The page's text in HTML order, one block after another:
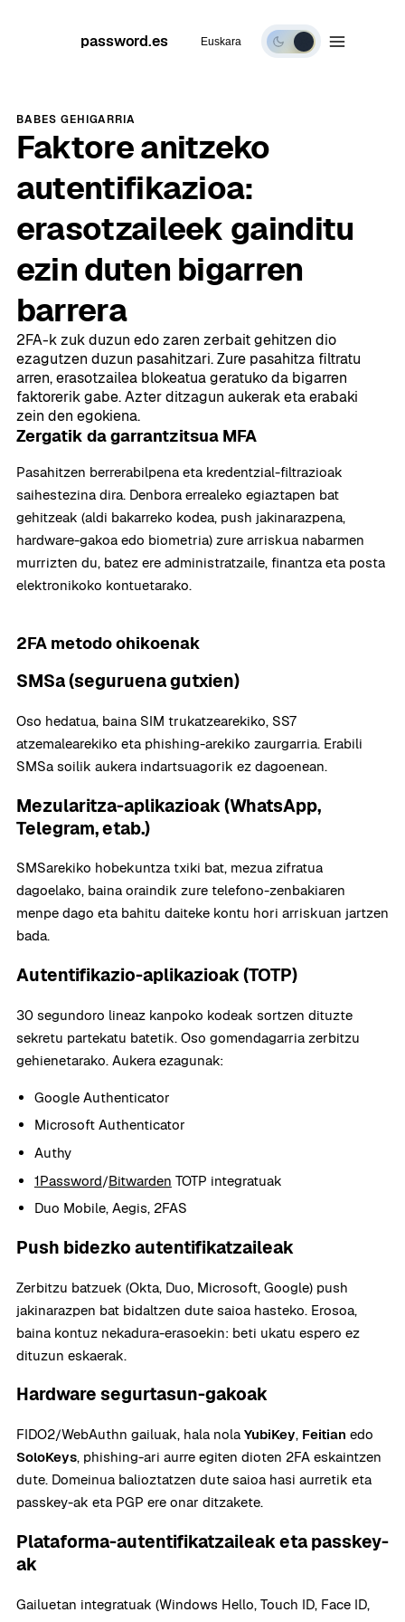
password.es Euskara
Modu
BABES GEHIGARRIA
Faktore anitzeko
autentifikazioa:
erasotzaileek gainditu
ezin duten bigarren
barrera
2FA-k zuk duzun edo zaren zerbait gehitzen dio
ezagutzen duzun pasahitzari. Zure pasahitza filtratu
arren, erasotzailea blokeatua geratuko da bigarren
faktorerik gabe. Azter ditzagun aukerak eta erabaki
zein den egokiena.
Zergatik da garrantzitsua MFA
Pasahitzen berrerabilpena eta kredentzial-filtrazioak
saihestezina dira. Denbora errealeko egiaztapen bat
gehitzeak (aldi bakarreko kodea, push jakinarazpena,
hardware-gakoa edo biometria) zure arriskua nabarmen
murrizten du, batez ere administratzaile, finantza eta posta
elektronikoko kontuetarako.
2FA metodo ohikoenak
SMSa (seguruena gutxien)
Oso hedatua, baina SIM trukatzearekiko, SS7
atzemalearekiko eta phishing-arekiko zaurgarria. Erabili
SMSa soilik aukera indartsuagorik ez dagoenean.
Mezularitza-aplikazioak (WhatsApp,
Telegram, etab.)
SMSarekiko hobekuntza txiki bat, mezua zifratua
dagoelako, baina oraindik zure telefono-zenbakiaren
menpe dago eta bahitu daiteke kontu hori arriskuan jartzen
bada.
Autentifikazio-aplikazioak (TOTP)
30 segundoro lineaz kanpoko kodeak sortzen dituzte
sekretu partekatu batetik. Oso gomendagarria zerbitzu
gehienetarako. Aukera ezagunak:
Google Authenticator
Microsoft Authenticator
Authy
1Password/Bitwarden TOTP integratuak
Duo Mobile, Aegis, 2FAS
Push bidezko autentifikatzaileak
Zerbitzu batzuek (Okta, Duo, Microsoft, Google) push
jakinarazpen bat bidaltzen dute saioa hasteko. Erosoa,
baina kontuz nekadura-erasoekin: beti ukatu espero ez
dituzun eskaerak.
Hardware segurtasun-gakoak
FIDO2/WebAuthn gailuak, hala nola YubiKey, Feitian edo
SoloKeys, phishing-ari aurre egiten dioten 2FA eskaintzen
dute. Domeinua balioztatzen dute saioa hasi aurretik eta
passkey-ak eta PGP ere onar ditzakete.
Plataforma-autentifikatzaileak eta passkey-
ak
Gailuetan integratuak (Windows Hello, Touch ID, Face ID,